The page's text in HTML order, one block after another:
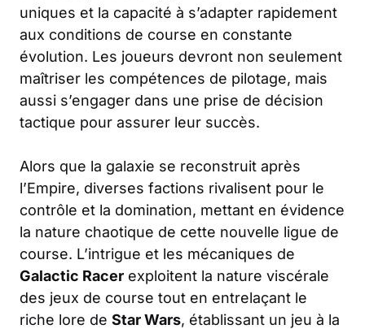
uniques et la capacité à s’adapter rapidement
aux conditions de course en constante
évolution. Les joueurs devront non seulement
maîtriser les compétences de pilotage, mais
aussi s’engager dans une prise de décision
tactique pour assurer leur succès.
Alors que la galaxie se reconstruit après
l’Empire, diverses factions rivalisent pour le
contrôle et la domination, mettant en évidence
la nature chaotique de cette nouvelle ligue de
course. L’intrigue et les mécaniques de
Galactic Racer exploitent la nature viscérale
des jeux de course tout en entrelaçant le
riche lore de Star Wars, établissant un jeu à la